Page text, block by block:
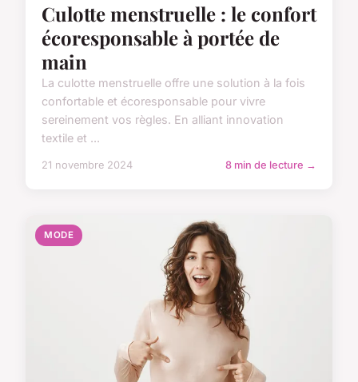
Culotte menstruelle : le confort
écoresponsable à portée de
main
La culotte menstruelle offre une solution à la fois
confortable et écoresponsable pour vivre
sereinement vos règles. En alliant innovation
textile et ...
21 novembre 2024 8 min de lecture →
MODE